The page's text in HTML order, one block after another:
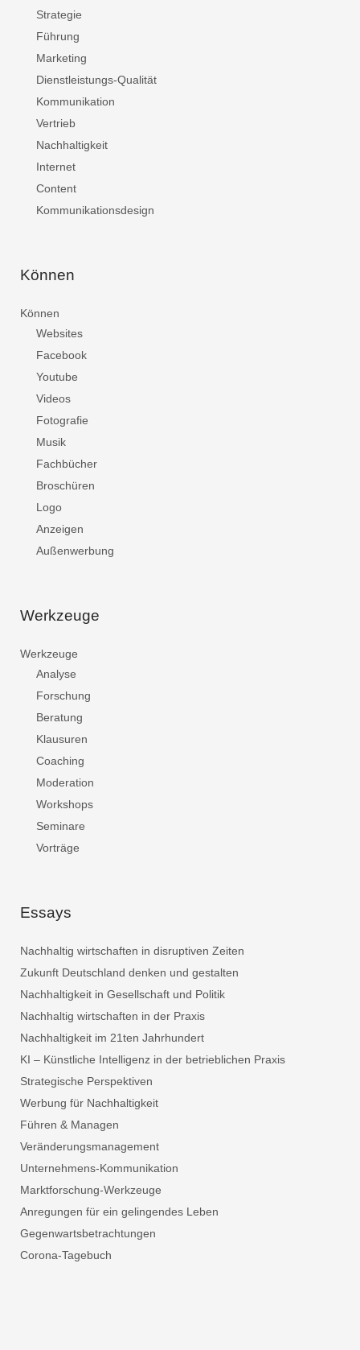
Strategie
Führung
Marketing
Dienstleistungs-Qualität
Kommunikation
Vertrieb
Nachhaltigkeit
Internet
Content
Kommunikationsdesign
Können
Können
Websites
Facebook
Youtube
Videos
Fotografie
Musik
Fachbücher
Broschüren
Logo
Anzeigen
Außenwerbung
Werkzeuge
Werkzeuge
Analyse
Forschung
Beratung
Klausuren
Coaching
Moderation
Workshops
Seminare
Vorträge
Essays
Nachhaltig wirtschaften in disruptiven Zeiten
Zukunft Deutschland denken und gestalten
Nachhaltigkeit in Gesellschaft und Politik
Nachhaltig wirtschaften in der Praxis
Nachhaltigkeit im 21ten Jahrhundert
KI – Künstliche Intelligenz in der betrieblichen Praxis
Strategische Perspektiven
Werbung für Nachhaltigkeit
Führen & Managen
Veränderungsmanagement
Unternehmens-Kommunikation
Marktforschung-Werkzeuge
Anregungen für ein gelingendes Leben
Gegenwartsbetrachtungen
Corona-Tagebuch